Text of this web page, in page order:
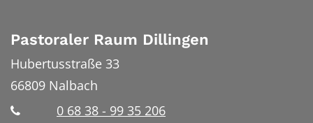
Pastoraler Raum Dillingen
Hubertusstraße 33
66809 Nalbach
0 68 38 - 99 35 206